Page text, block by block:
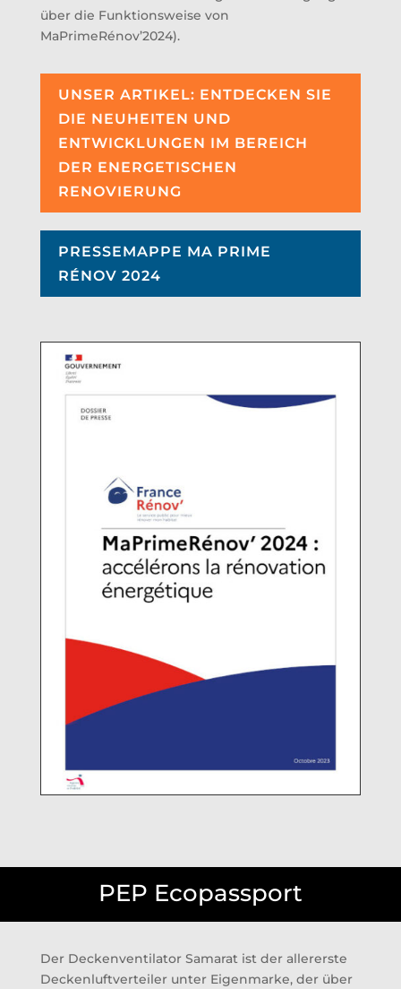
über die Funktionsweise von
MaPrimeRénov’2024).
UNSER ARTIKEL: ENTDECKEN SIE
DIE NEUHEITEN UND
ENTWICKLUNGEN IM BEREICH
DER ENERGETISCHEN
RENOVIERUNG
PRESSEMAPPE MA PRIME
RÉNOV 2024
PEP Ecopassport
Der Deckenventilator Samarat ist der allererste
Deckenluftverteiler unter Eigenmarke, der über